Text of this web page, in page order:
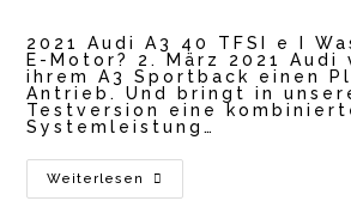
2021 Audi A3 40 TFSI e I
E-Motor? 2. März 2021 Audi
ihrem A3 Sportback einen
Antrieb. Und bringt in
Testversion eine
Systemleistung…
Weiterlesen
Audi
A3